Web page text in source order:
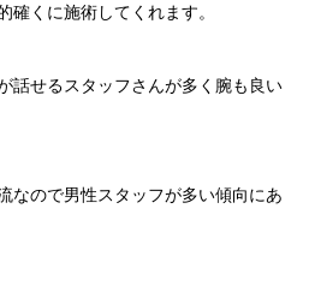
確くに施術してくれます。
話せるスタッフさんが多く腕も良い
なので男性スタッフが多い傾向にあ